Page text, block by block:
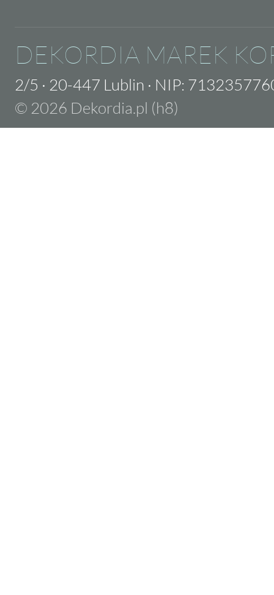
DEKORDIA MAREK
2/5 · 20-447 Lublin · NIP:
© 2026 Dekordia.pl (h8)